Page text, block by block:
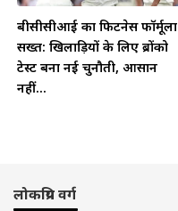
बीसीसीआई का फिटनेस फॉर्मूला
सख्त: खिलाड़ियों के लिए ब्रोंको
टेस्ट बना नई चुनौती, आसान
नहीं...
लोकप्रिय वर्ग